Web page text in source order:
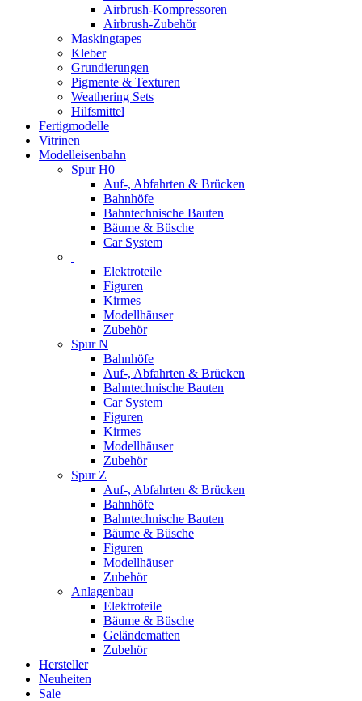
Airbrush-Kompressoren
Airbrush-Zubehör
Maskingtapes
Kleber
Grundierungen
Pigmente & Texturen
Weathering Sets
Hilfsmittel
Fertigmodelle
Vitrinen
Modelleisenbahn
Spur H0
Auf-, Abfahrten & Brücken
Bahnhöfe
Bahntechnische Bauten
Bäume & Büsche
Car System
Elektroteile
Figuren
Kirmes
Modellhäuser
Zubehör
Spur N
Bahnhöfe
Auf-, Abfahrten & Brücken
Bahntechnische Bauten
Car System
Figuren
Kirmes
Modellhäuser
Zubehör
Spur Z
Auf-, Abfahrten & Brücken
Bahnhöfe
Bahntechnische Bauten
Bäume & Büsche
Figuren
Modellhäuser
Zubehör
Anlagenbau
Elektroteile
Bäume & Büsche
Geländematten
Zubehör
Hersteller
Neuheiten
Sale